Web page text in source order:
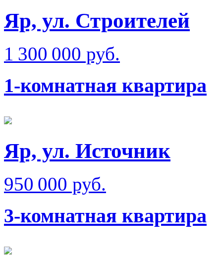
Яр, ул. Строителей
1 300 000 руб.
1-комнатная квартира
Яр, ул. Источник
950 000 руб.
3-комнатная квартира